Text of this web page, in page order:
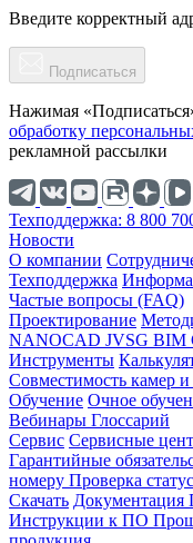
Введите корректный
Подписаться
Нажимая
обработку
рекламной рассылки
Техподдержка: 8 800
Новости
О компании
Техподдержка
Частые вопросы (FAQ)
Проектирование
NANOCAD JVSG BIM
Инструменты
Совместимость камер и
Обучение Очное
Вебинары Глоссарий
Сервис Сервисные
Гарантийные
номеру Проверка
Скачать Документация
Инструкции к ПО